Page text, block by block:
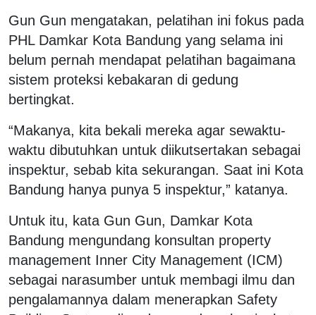
Gun Gun mengatakan, pelatihan ini fokus pada
PHL Damkar Kota Bandung yang selama ini
belum pernah mendapat pelatihan bagaimana
sistem proteksi kebakaran di gedung
bertingkat.
“Makanya, kita bekali mereka agar sewaktu-
waktu dibutuhkan untuk diikutsertakan sebagai
inspektur, sebab kita sekurangan. Saat ini Kota
Bandung hanya punya 5 inspektur,” katanya.
Untuk itu, kata Gun Gun, Damkar Kota
Bandung mengundang konsultan property
management Inner City Management (ICM)
sebagai narasumber untuk membagi ilmu dan
pengalamannya dalam menerapkan Safety